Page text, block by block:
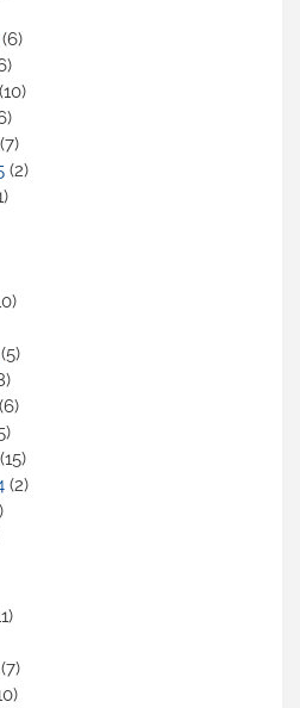
(6)
(10)
(7)
(2)
(5)
(6)
(15)
(2)
(7)